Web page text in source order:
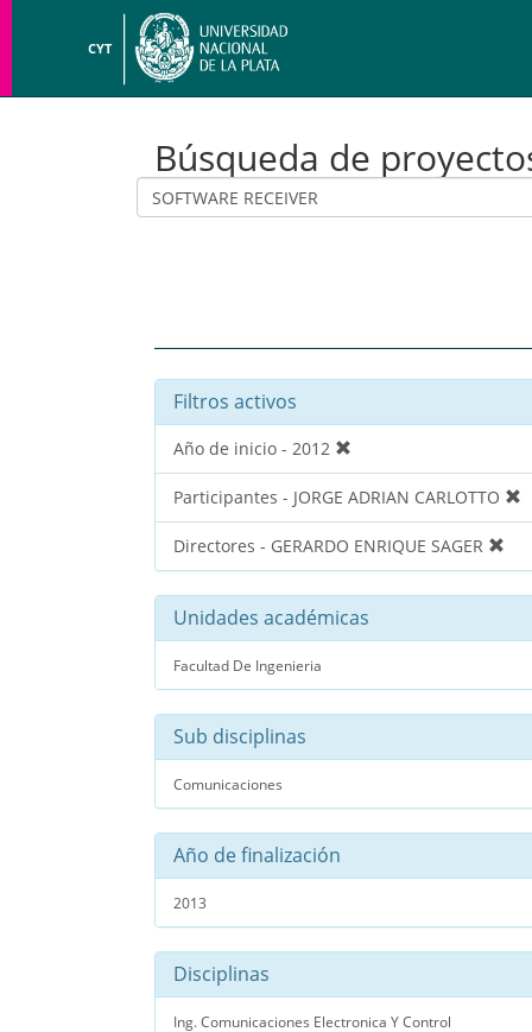
CYT
Búsqueda de
Filtros activos
Año de inicio - 2012
Participantes - JORGE ADRIAN CARLOTTO
Directores - GERARDO ENRIQUE SAGER
Unidades académicas
Facultad De Ingenieria
Sub disciplinas
Comunicaciones
Año de finalización
2013
Disciplinas
Ing. Comunicaciones Electronica Y Control